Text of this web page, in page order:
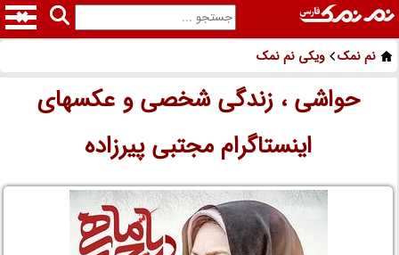
نم نمک ویکی نم نمک
حواشی ، زندگی شخصی و عکسهای
اینستاگرام مجتبی پیرزاده